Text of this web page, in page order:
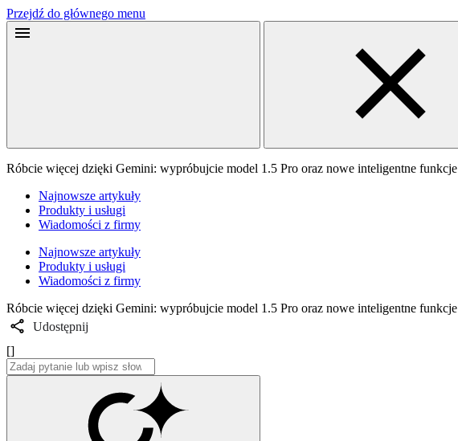
Przejdź do głównego menu
Róbcie więcej dzięki Gemini: wypróbujcie model 1.5 Pro oraz nowe inteligentne funkcje
Najnowsze artykuły
Produkty i usługi
Wiadomości z firmy
Najnowsze artykuły
Produkty i usługi
Wiadomości z firmy
Róbcie więcej dzięki Gemini: wypróbujcie model 1.5 Pro oraz nowe inteligentne funkcje
Udostępnij
[]